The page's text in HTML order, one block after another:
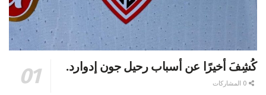
كُشِفَ أخيرًا عن أسباب رحيل جون إدوارد.